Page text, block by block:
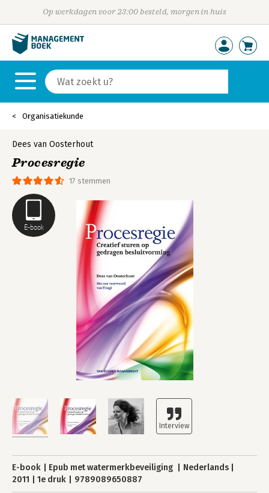
Op werkdagen voor 23:00 besteld, morgen in huis
Organisatiekunde
E-book
17 stemmen
Dees van Oosterhout
Procesregie
E-book Epub met watermerkbeveiliging
Nederlands
2011
1e druk 9789089650887